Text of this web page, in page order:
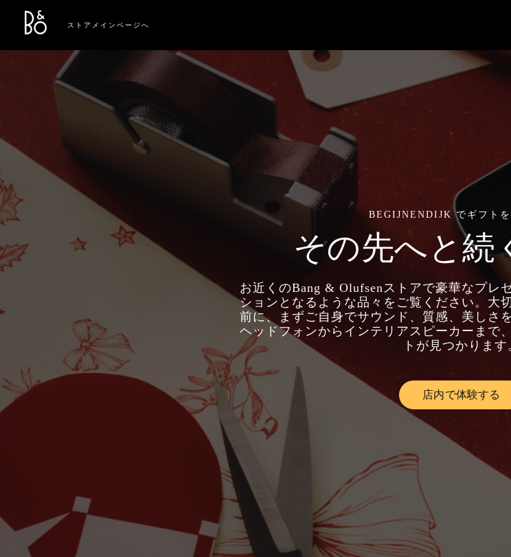
Bang & Olufsen - Exist to Create
ストアメインページへ
BEGIJNENDIJK でギフトを
その先へと続
お近くのBang & Olufsenストアで豪華なプレ
ションとなるような品々をご覧ください。大
前に、まずご自身でサウンド、質感、美しさ
ヘッドフォンからインテリアスピーカーまで
トが見つかります
店内で体験する
Link